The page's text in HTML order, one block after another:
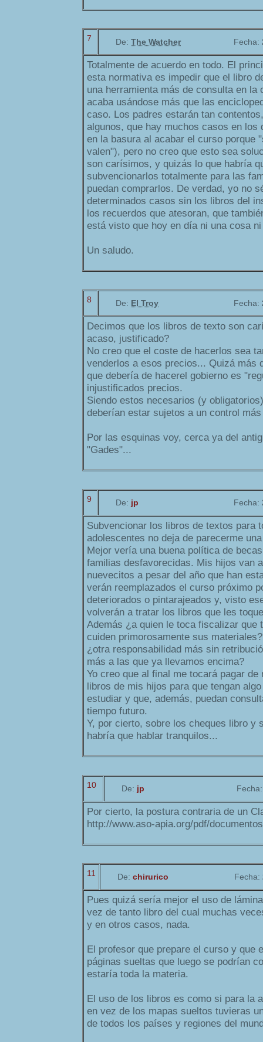
7 De: The Watcher Fecha:
Totalmente de acuerdo en todo. El
esta normativa es impedir que el libro
una herramienta más de consulta en la
acaba usándose más que las
caso. Los padres estarán tan
algunos, que hay muchos casos en los
en la basura al acabar el curso porque
valen"), pero no creo que esto sea
son carísimos, y quizás lo que habría
subvencionarlos totalmente para las
puedan comprarlos. De verdad, yo no
determinados casos sin los libros del
los recuerdos que atesoran, que
está visto que hoy en día ni una cosa
Un saludo.
8 De: El Troy Fecha:
Decimos que los libros de texto son
acaso, justificado?
No creo que el coste de hacerlos sea
venderlos a esos precios... Quizá más
que debería de hacerel gobierno es
injustificados precios.
Siendo estos necesarios (y
deberían estar sujetos a un control
Por las esquinas voy, cerca ya del
"Gades"...
9 De: jp Fecha:
Subvencionar los libros de textos para
adolescentes no deja de parecerme
Mejor vería una buena política de
familias desfavorecidas. Mis hijos van
nuevecitos a pesar del año que han
verán reemplazados el curso próximo
deteriorados o pintarajeados y, visto
volverán a tratar los libros que les
Además ¿a quien le toca fiscalizar que
cuiden primorosamente sus
¿otra responsabilidad más sin
más a las que ya llevamos encima?
Yo creo que al final me tocará pagar de
libros de mis hijos para que tengan
estudiar y que, además, puedan
tiempo futuro.
Y, por cierto, sobre los cheques libro y
habría que hablar tranquilos...
10 De: jp
Por cierto, la postura contraria de un
http://www.aso-apia.org/pdf/
11 De: chirurico Fecha:
Pues quizá sería mejor el uso de
vez de tanto libro del cual muchas
y en otros casos, nada.
El profesor que prepare el curso y que
páginas sueltas que luego se podrían
estaría toda la materia.
El uso de los libros es como si para la
en vez de los mapas sueltos tuvieras
de todos los países y regiones del